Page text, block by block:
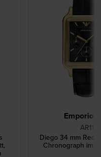
Emporio
Diego 34 mm
Chronograph im